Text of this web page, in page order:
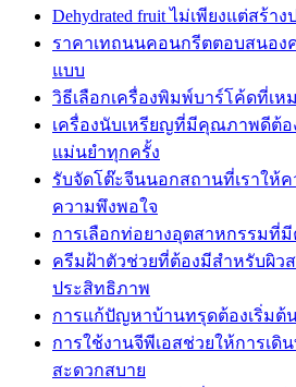
Dehydrated fruit ไม่เพียงแต่สร้
ราคาเทถนนคอนกรีตตอบสนอง
แบบ
วิธีเลือกเครื่องพิมพ์บาร์โค้ดที่เ
เครื่องนับเหรียญที่มีคุณภาพดีต้อ
แม่นยำทุกครั้ง
รับจัดโต๊ะจีนนอกสถานที่เราให้
ความพึงพอใจ
การเลือกท่อยางอุตสาหกรรมที่
ครีมฝ้าตัวช่วยที่ต้องมีสำหรับผิว
ประสิทธิภาพ
การแก้ปัญหาบ้านทรุดต้องเริ่มต้
การใช้งานจีพีเอสช่วยให้การเดิน
สะดวกสบาย